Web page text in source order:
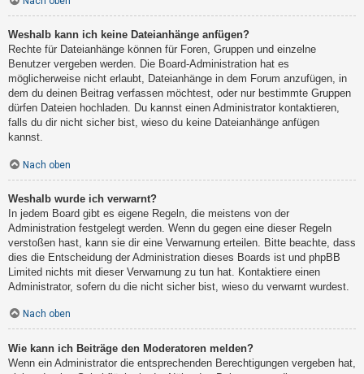
Weshalb kann ich keine Dateianhänge anfügen?
Rechte für Dateianhänge können für Foren, Gruppen und einzelne
Benutzer vergeben werden. Die Board-Administration hat es
möglicherweise nicht erlaubt, Dateianhänge in dem Forum anzufügen, in
dem du deinen Beitrag verfassen möchtest, oder nur bestimmte Gruppen
dürfen Dateien hochladen. Du kannst einen Administrator kontaktieren,
falls du dir nicht sicher bist, wieso du keine Dateianhänge anfügen
kannst.
Nach oben
Weshalb wurde ich verwarnt?
In jedem Board gibt es eigene Regeln, die meistens von der
Administration festgelegt werden. Wenn du gegen eine dieser Regeln
verstoßen hast, kann sie dir eine Verwarnung erteilen. Bitte beachte, dass
dies die Entscheidung der Administration dieses Boards ist und phpBB
Limited nichts mit dieser Verwarnung zu tun hat. Kontaktiere einen
Administrator, sofern du die nicht sicher bist, wieso du verwarnt wurdest.
Nach oben
Wie kann ich Beiträge den Moderatoren melden?
Wenn ein Administrator die entsprechenden Berechtigungen vergeben hat,